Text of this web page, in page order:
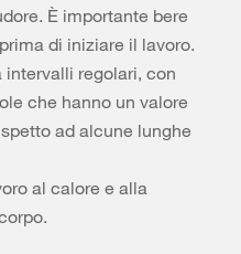
È importante bere
di iniziare il lavoro.
intervalli regolari, con
che hanno un valore
ad alcune lunghe
al calore e alla